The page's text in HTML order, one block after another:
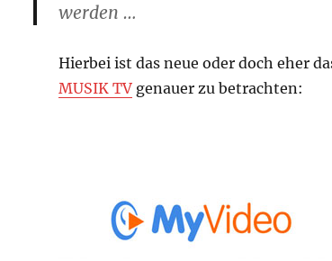
werden …
Hierbei ist das neue oder doch eher
MUSIK TVgenauer zu betrachten: